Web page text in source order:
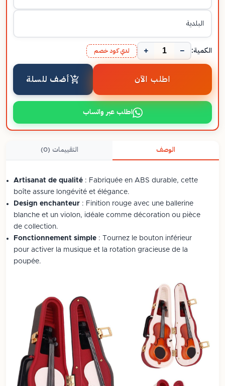
الكمية: −
+ لدي كود خصم
اطلب الآن أضف للسلة
اطلب عبر واتساب
الوصف التقييمات (0)
Artisanat de qualité : Fabriquée en ABS durable, cette
boîte assure longévité et élégance.
Design enchanteur : Finition rouge avec une ballerine
blanche et un violon, idéale comme décoration ou pièce
de collection.
Fonctionnement simple : Tournez le bouton inférieur
pour activer la musique et la rotation gracieuse de la
poupée.